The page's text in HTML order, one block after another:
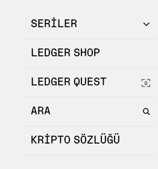
SERILER
LEDGER SHOP
LEDGER QUEST
ARA
KRIPTO SÖZLÜĞÜ